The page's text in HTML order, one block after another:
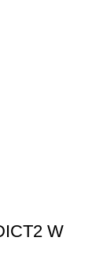
W